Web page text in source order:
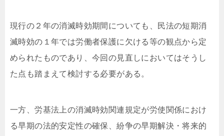
現行の２年の消滅時効期間についても、民法の短期消
滅時効の１年では労働者保護に欠ける等の観点から定
められたものであり、今回の見直しにおいてはそうし
た点も踏まえて検討する必要がある。
一方、労基法上の消滅時効関連規定が労使関係におけ
る早期の法的安定性の確保、紛争の早期解決・将来的